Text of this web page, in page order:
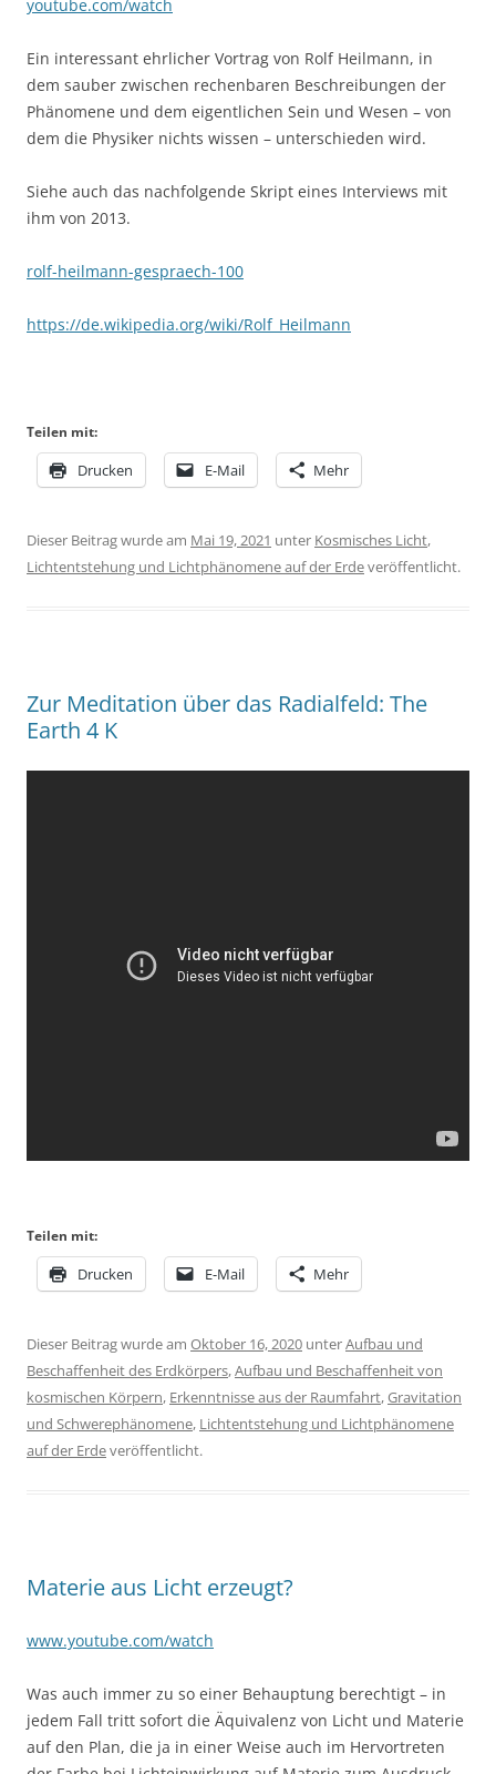
youtube.com/watch
Ein interessant ehrlicher Vortrag von Rolf Heilmann, in
dem sauber zwischen rechenbaren Beschreibungen der
Phänomene und dem eigentlichen Sein und Wesen – von
dem die Physiker nichts wissen – unterschieden wird.
Siehe auch das nachfolgende Skript eines Interviews mit
ihm von 2013.
rolf-heilmann-gespraech-100
https://de.wikipedia.org/wiki/Rolf_Heilmann
Teilen mit:
Drucken E-Mail Mehr
Dieser Beitrag wurde am Mai 19, 2021 unter Kosmisches Licht,
Lichtentstehung und Lichtphänomene auf der Erdeveröffentlicht.
Zur Meditation über das Radialfeld: The
Earth 4 K
Teilen mit:
Drucken E-Mail Mehr
Dieser Beitrag wurde am Oktober 16, 2020 unterAufbau und
Beschaffenheit des Erdkörpers,Aufbau und Beschaffenheit von
kosmischen Körpern, Erkenntnisse aus der Raumfahrt,Gravitation
und Schwerephänomene, Lichtentstehung und Lichtphänomene
auf der Erdeveröffentlicht.
Materie aus Licht erzeugt?
www.youtube.com/watch
Was auch immer zu so einer Behauptung berechtigt – in
jedem Fall tritt sofort die Äquivalenz von Licht und Materie
auf den Plan, die ja in einer Weise auch im Hervortreten